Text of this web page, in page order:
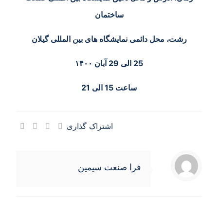
ساختمان
رشت، محل دائمی نمایشگاه های بین المللی گیلان
25 الی 29 آبان ۱۴۰۰
ساعت 15 الی 21
اشتراک گذاری
فرا صنعت سیمین